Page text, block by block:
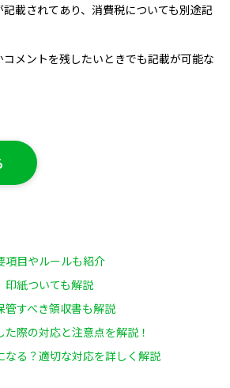
載されてあり、消費税についても別途記
メントを残したいときでも記載が可能な
項目やルールも紹介
印紙ついても解説
すべき領収書も解説
際の対応と注意点を解説！
る？適切な対応を詳しく解説